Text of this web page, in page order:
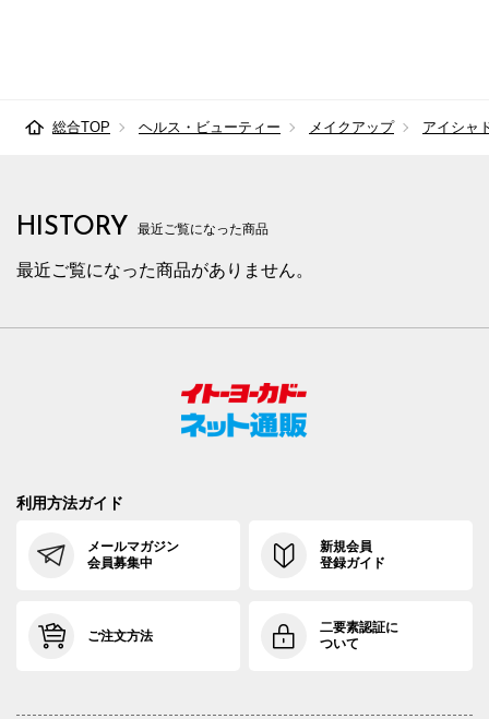
総合TOP ヘルス・ビューティー メイクアップ アイシャ
HISTORY 最近ご覧になった商品
最近ご覧になった商品がありません。
利用方法ガイド
メールマガジン
会員募集中
新規会員
登録ガイド
ご注文方法
二要素認証に
ついて